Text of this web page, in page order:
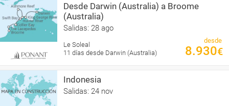
Desde Darwin (Australia) a Broome
(Australia)
Salidas: 28 ago
Le Soleal
11 días desde Darwin (Australia)
desde
8.930€
Indonesia
Salidas: 24 nov